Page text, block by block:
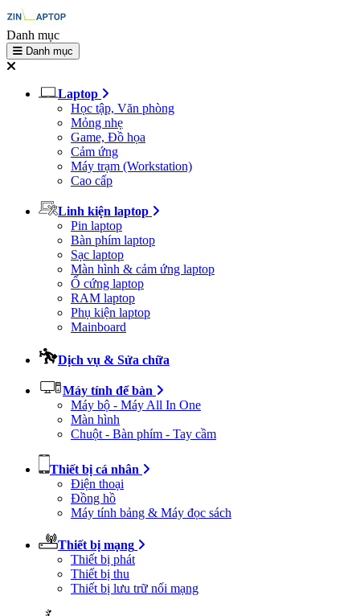
Danh mục
Danh mục
Laptop
Học tập, Văn phòng
Mỏng nhẹ
Game, Đồ họa
Cảm ứng
Máy trạm (Workstation)
Cao cấp
Linh kiện laptop
Pin laptop
Bàn phím laptop
Sạc laptop
Màn hình & cảm ứng laptop
Ổ cứng laptop
RAM laptop
Phụ kiện laptop
Mainboard
Dịch vụ & Sửa chữa
Máy tính để bàn
Máy bộ - Máy All In One
Màn hình
Chuột - Bàn phím - Tay cầm
Thiết bị cá nhân
Điện thoại
Đồng hồ
Máy tính bảng & Máy đọc sách
Thiết bị mạng
Thiết bị phát
Thiết bị thu
Thiết bị lưu trữ nối mạng